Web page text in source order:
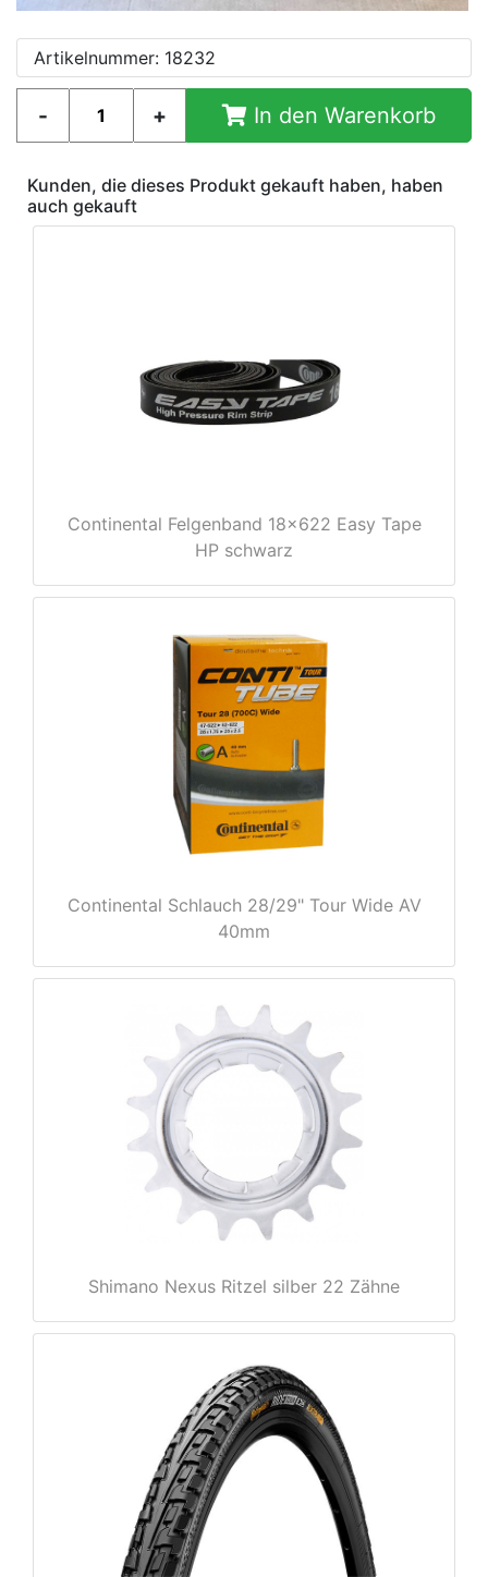
Artikelnummer: 18232
In den Warenkorb
Kunden, die dieses Produkt gekauft haben, haben
auch gekauft
Continental Felgenband 18x622 Easy Tape
HP schwarz
Continental Schlauch 28/29" Tour Wide AV
40mm
Shimano Nexus Ritzel silber 22 Zähne